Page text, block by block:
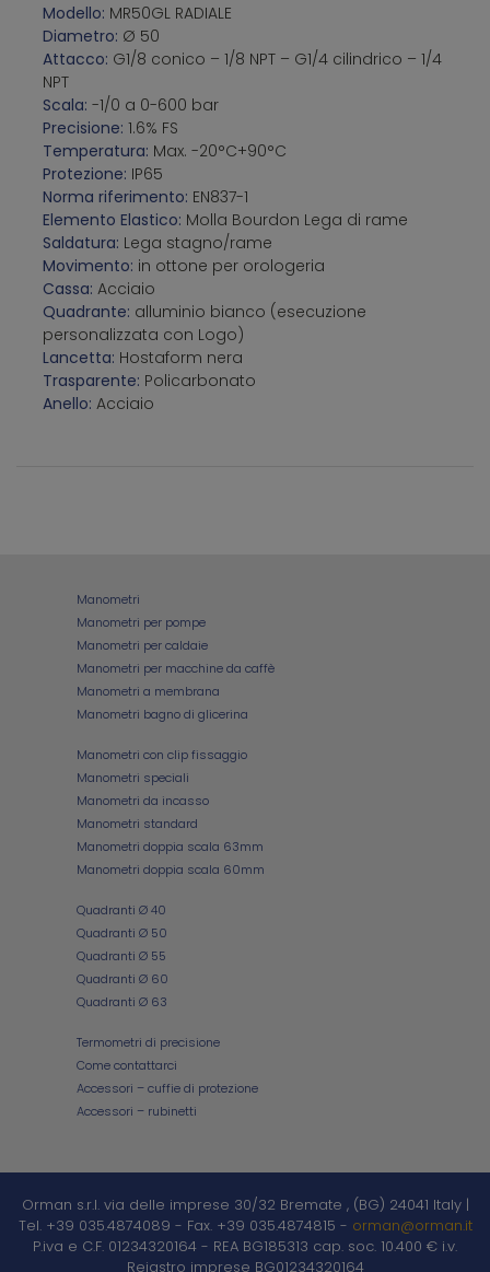
Modello: MR50GL RADIALE
Diametro: Ø 50
Attacco: G1/8 conico – 1/8 NPT – G1/4 cilindrico – 1/4
NPT
Scala: -1/0 a 0-600 bar
Precisione: 1.6% FS
Temperatura: Max. -20°C+90°C
Protezione: IP65
Norma riferimento: EN837-1
Elemento Elastico: Molla Bourdon Lega di rame
Saldatura: Lega stagno/rame
Movimento: in ottone per orologeria
Cassa: Acciaio
Quadrante: alluminio bianco (esecuzione
personalizzata con Logo)
Lancetta: Hostaform nera
Trasparente: Policarbonato
Anello: Acciaio
Manometri
Manometri per pompe
Manometri per caldaie
Manometri per macchine da caffè
Manometri a membrana
Manometri bagno di glicerina
Manometri con clip fissaggio
Manometri speciali
Manometri da incasso
Manometri standard
Manometri doppia scala 63mm
Manometri doppia scala 60mm
Quadranti Ø 40
Quadranti Ø 50
Quadranti Ø 55
Quadranti Ø 60
Quadranti Ø 63
Termometri di precisione
Come contattarci
Accessori – cuffie di protezione
Accessori – rubinetti
Orman s.r.l. via delle imprese 30/32 Bremate , (BG) 24041 Italy |
Tel. +39 035.4874089 - Fax. +39 035.4874815 - orman@orman.it
P.iva e C.F. 01234320164 - REA BG185313 cap. soc. 10.400 € i.v.
Reigstro imprese BG01234320164